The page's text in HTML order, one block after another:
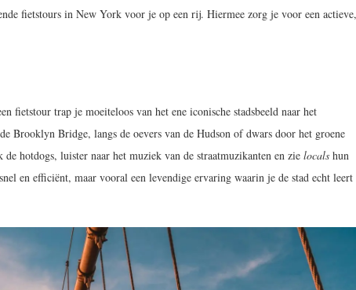
fietstours in New York voor je op een rij. Hiermee zorg je voor een actieve,
trap je moeiteloos van het ene iconische stadsbeeld naar het
Brooklyn Bridge, langs de oevers van de Hudson of dwars door het groene
hotdogs, luister naar het muziek van de straatmuzikanten en zie locals hun
en efficiënt, maar vooral een levendige ervaring waarin je de stad echt leert